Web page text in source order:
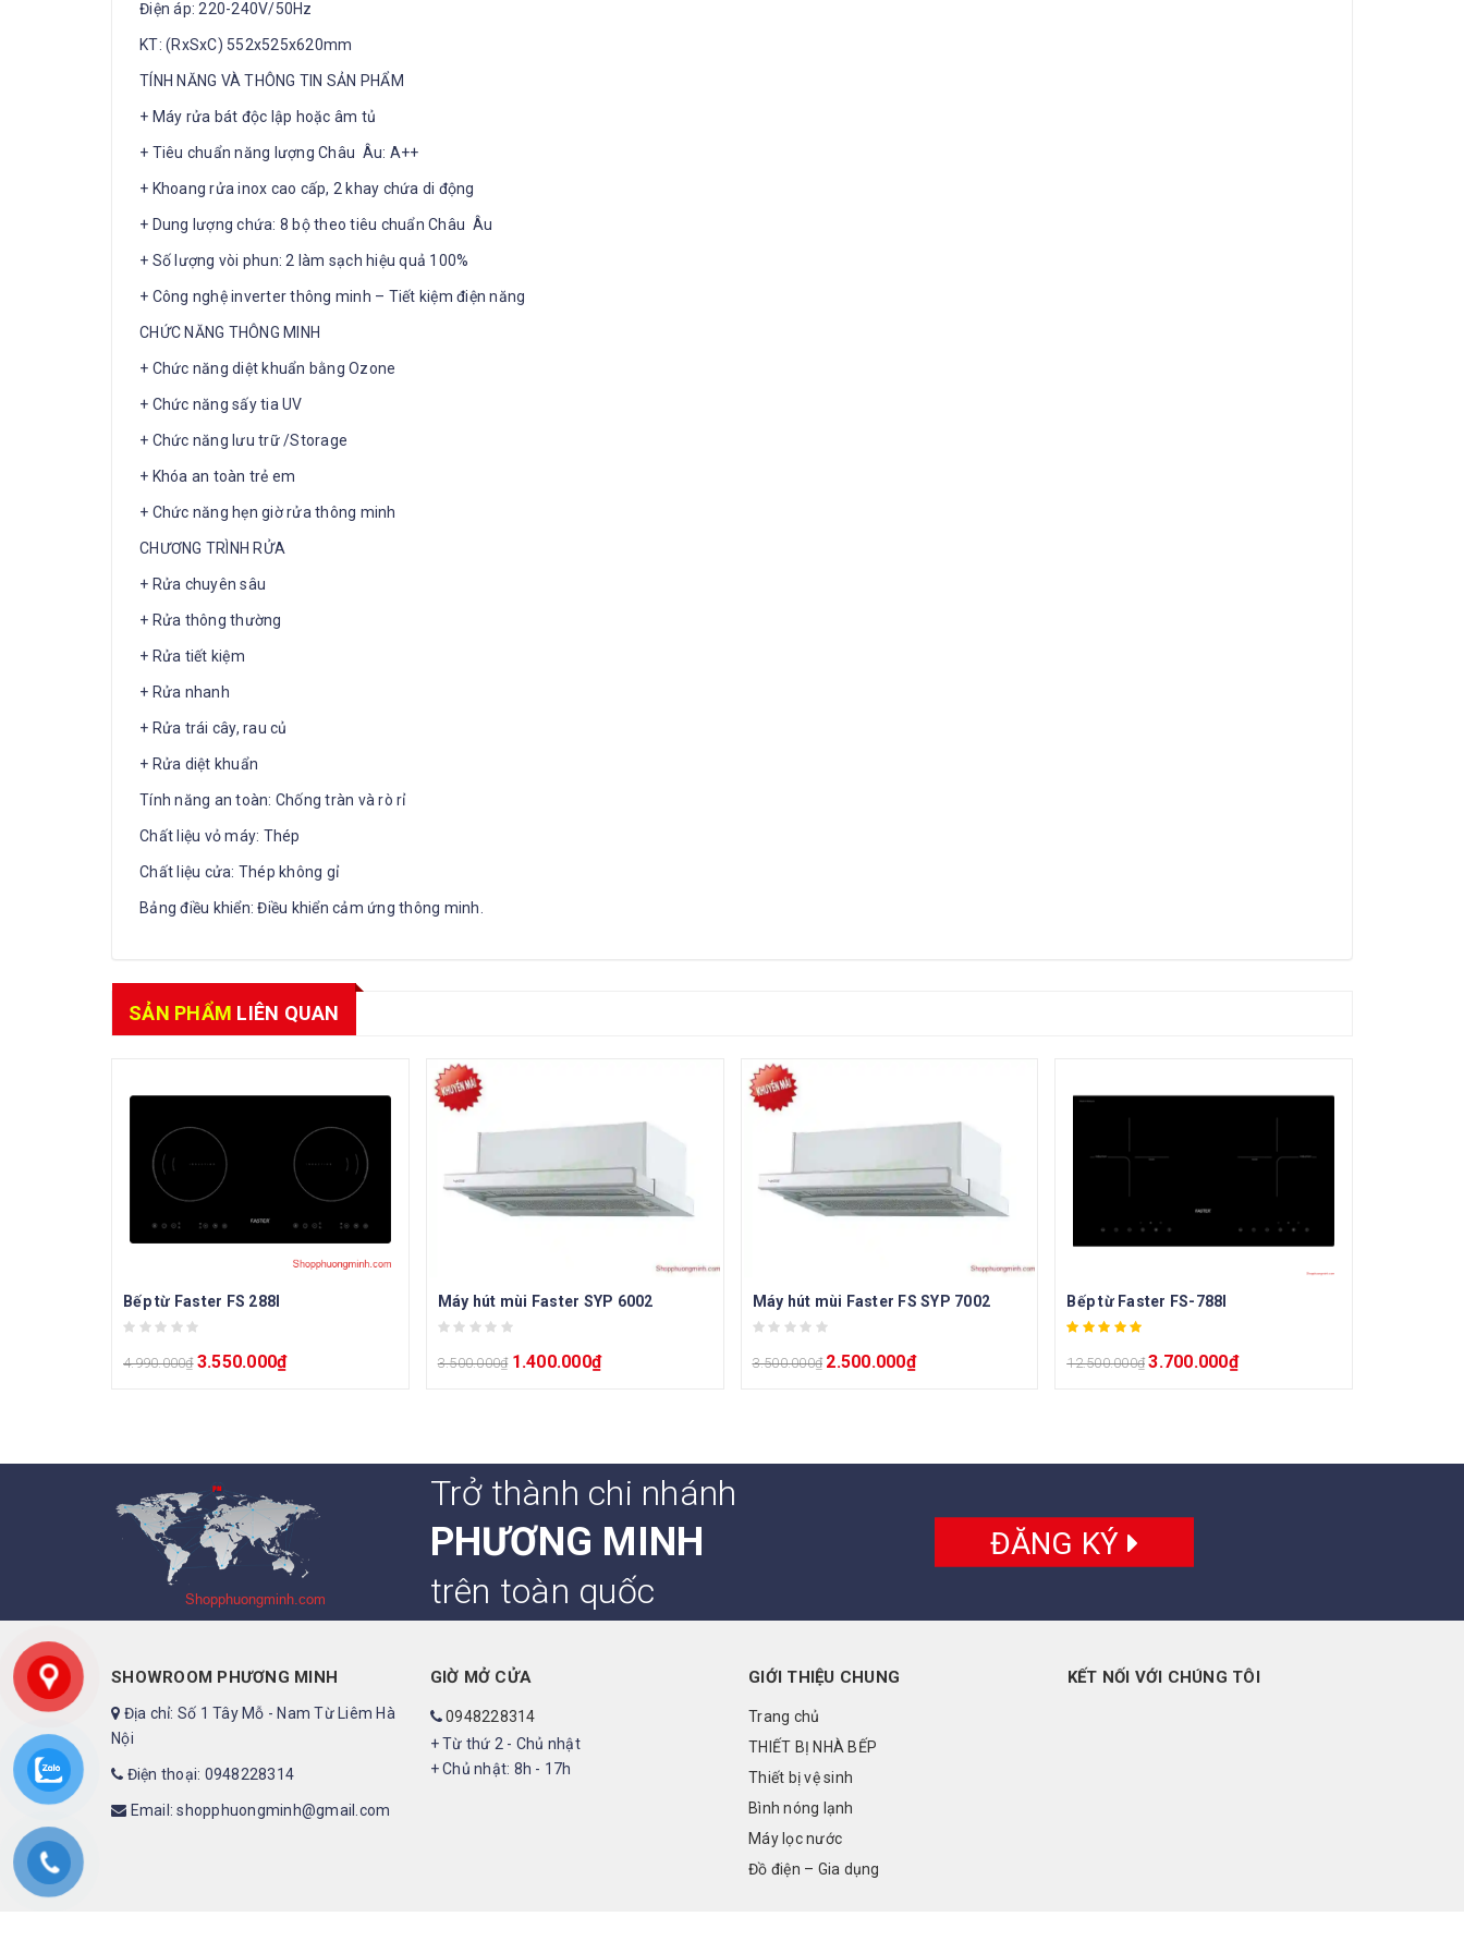
Điện áp: 220-240V/50Hz
KT: (RxSxC) 552x525x620mm
TÍNH NĂNG VÀ THÔNG TIN SẢN PHẨM
+ Máy rửa bát độc lập hoặc âm tủ
+ Tiêu chuẩn năng lượng Châu Âu: A++
+ Khoang rửa inox cao cấp, 2 khay chứa di động
+ Dung lượng chứa: 8 bộ theo tiêu chuẩn Châu Âu
+ Số lượng vòi phun: 2 làm sạch hiệu quả 100%
+ Công nghệ inverter thông minh – Tiết kiệm điện năng
CHỨC NĂNG THÔNG MINH
+ Chức năng diệt khuẩn bằng Ozone
+ Chức năng sấy tia UV
+ Chức năng lưu trữ /Storage
+ Khóa an toàn trẻ em
+ Chức năng hẹn giờ rửa thông minh
CHƯƠNG TRÌNH RỬA
+ Rửa chuyên sâu
+ Rửa thông thường
+ Rửa tiết kiệm
+ Rửa nhanh
+ Rửa trái cây, rau củ
+ Rửa diệt khuẩn
Tính năng an toàn: Chống tràn và rò rỉ
Chất liệu vỏ máy: Thép
Chất liệu cửa: Thép không gỉ
Bảng điều khiển: Điều khiển cảm ứng thông minh.
SẢN PHẨM LIÊN QUAN
Bếp từ Faster FS 288I
4.990.000₫ 3.550.000₫
Máy hút mùi Faster SYP 6002
3.500.000₫ 1.400.000₫
Máy hút mùi Faster FS SYP 7002
3.500.000₫ 2.500.000₫
Bếp từ Faster FS-788I
12.500.000₫ 3.700.000₫
Trở thành chi nhánh
PHƯƠNG MINH
trên toàn quốc
ĐĂNG KÝ
SHOWROOM PHƯƠNG MINH
Địa chỉ: Số 1 Tây Mỗ - Nam Từ Liêm Hà
Nội
Điện thoại: 0948228314
Email: shopphuongminh@gmail.com
GIỜ MỞ CỬA
0948228314
+ Từ thứ 2 - Chủ nhật
+ Chủ nhật: 8h - 17h
GIỚI THIỆU CHUNG
Trang chủ
THIẾT BỊ NHÀ BẾP
Thiết bị vệ sinh
Bình nóng lạnh
Máy lọc nước
Đồ điện – Gia dụng
KẾT NỐI VỚI CHÚNG TÔI